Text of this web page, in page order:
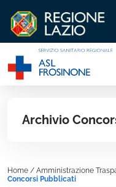
Archivio
Home / Amministrazione
Concorsi Pubblicati